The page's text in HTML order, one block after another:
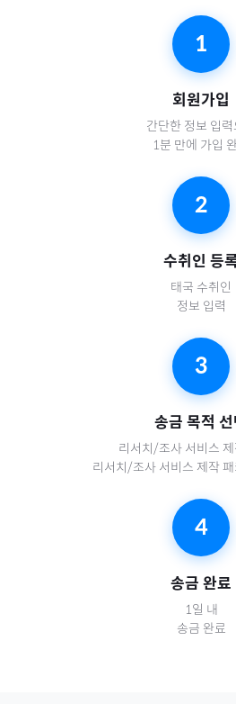
1
회원가입
간단한 정보 입력
1분 만에 가입
2
수취인 등
태국 수취인
정보 입력
3
송금 목적 선
리서치/조사 서비스
리서치/조사 서비스 제작
4
송금 완료
1일 내
송금 완료